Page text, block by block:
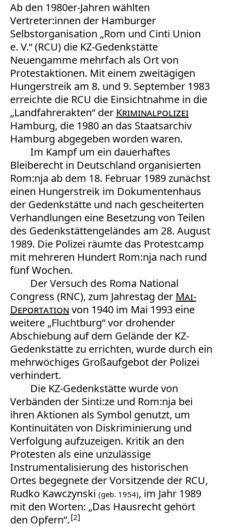
Ab den 1980er-Jahren wählten
Vertreter:innen der Hamburger
Selbstorganisation „Rom und Cinti Union
e. V.“ (RCU) die KZ-Gedenkstätte
Neuengamme mehrfach als Ort von
Protestaktionen. Mit einem zweitägigen
Hungerstreik am 8. und 9. September 1983
erreichte die RCU die Einsichtnahme in die
„Landfahrerakten“ der Kriminalpolizei
Hamburg, die 1980 an das Staatsarchiv
Hamburg abgegeben worden waren.
Im Kampf um ein dauerhaftes
Bleiberecht in Deutschland organisierten
Rom:nja ab dem 18. Februar 1989 zunächst
einen Hungerstreik im Dokumentenhaus
der Gedenkstätte und nach gescheiterten
Verhandlungen eine Besetzung von Teilen
des Gedenkstättengeländes am 28. August
1989. Die Polizei räumte das Protestcamp
mit mehreren Hundert Rom:nja nach rund
fünf Wochen.
Der Versuch des Roma National
Congress (RNC), zum Jahrestag der Mai-
Deportation von 1940 im Mai 1993 eine
weitere „Fluchtburg“ vor drohender
Abschiebung auf dem Gelände der KZ-
Gedenkstätte zu errichten, wurde durch ein
mehrwöchiges Großaufgebot der Polizei
verhindert.
Die KZ-Gedenkstätte wurde von
Verbänden der Sinti:ze und Rom:nja bei
ihren Aktionen als Symbol genutzt, um
Kontinuitäten von Diskriminierung und
Verfolgung aufzuzeigen. Kritik an den
Protesten als eine unzulässige
Instrumentalisierung des historischen
Ortes begegnete der Vorsitzende der RCU,
Rudko Kawczynski (geb. 1954), im Jahr 1989
mit den Worten: „Das Hausrecht gehört
den Opfern“. 2